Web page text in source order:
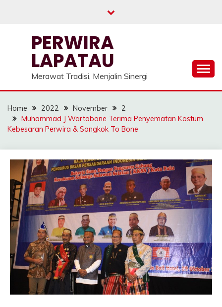
PERWIRA
LAPATAU
Merawat Tradisi, Menjalin Sinergi
Home 2022 November
2
Muhammad J Wartabone Terima Penyematan Kostum
Kebesaran Perwira & Songkok To Bone